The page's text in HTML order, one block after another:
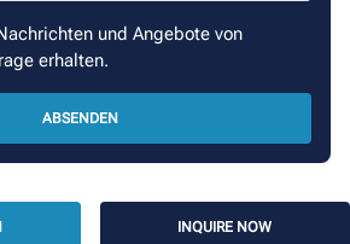
und Angebote von
erhalten.
ABSENDEN
INQUIRE NOW